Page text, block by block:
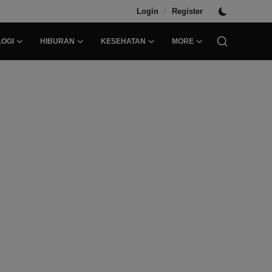
Login / Register
HIBURAN KESEHATAN MORE